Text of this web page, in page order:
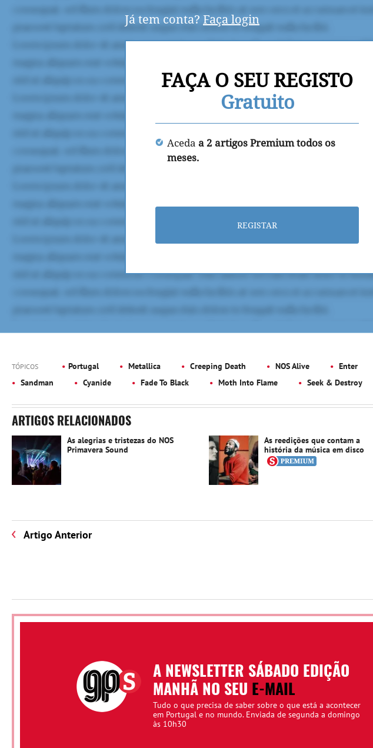
Já tem conta? Faça login
FAÇA O SEU REGISTO
Gratuito
Aceda a 2 artigos Premium todos os
meses.
REGISTAR
TÓPICOS Portugal Metallica Creeping Death NOS Alive Enter
Sandman
Cyanide Fade To Black Moth Into Flame Seek & Destroy
ARTIGOS RELACIONADOS
As alegrias e tristezas do NOS
Primavera Sound
As reedições que contam a
história da música em disco
Artigo Anterior
A NEWSLETTER SÁBADO EDIÇÃO
MANHÃ NO SEU E-MAIL
Tudo o que precisa de saber sobre o que está a acontecer
em Portugal e no mundo. Enviada de segunda a domingo
às 10h30